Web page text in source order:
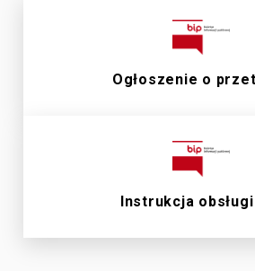
Ogłoszenie o
Instrukcja obsługi